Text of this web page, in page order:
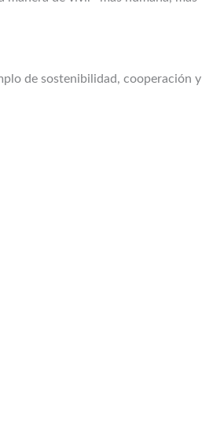
de sostenibilidad, cooperación y